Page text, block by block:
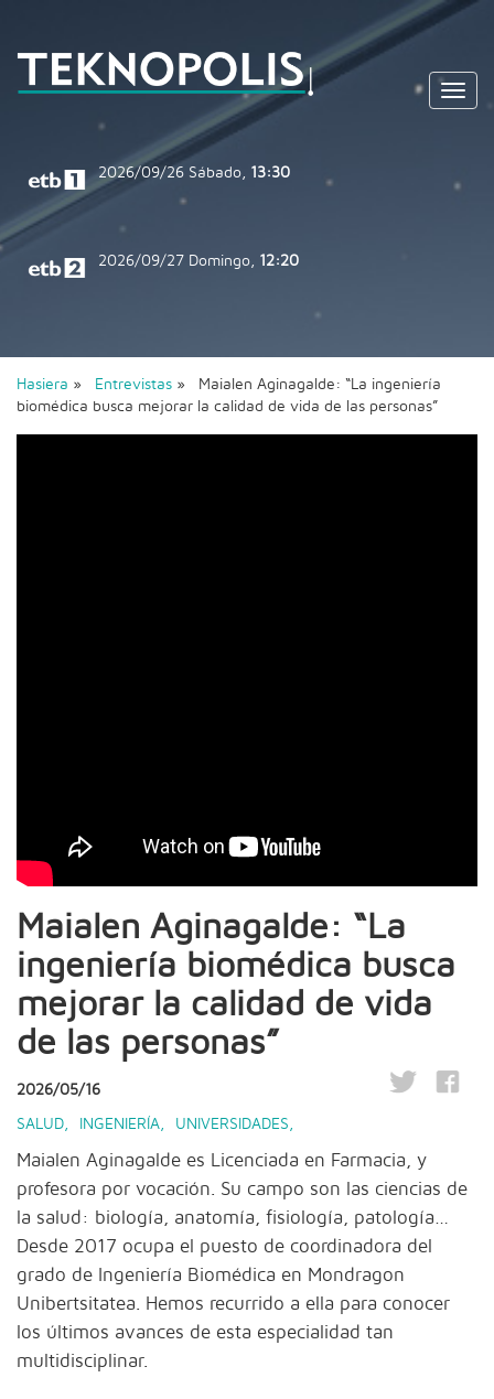
2026/09/26 Sábado, 13:30
2026/09/27 Domingo, 12:20
Hasiera » Entrevistas » Maialen Aginagalde: “La ingeniería
biomédica busca mejorar la calidad de vida de las personas”
Maialen Aginagalde: “La
ingeniería biomédica busca
mejorar la calidad de vida
de las personas”
2026/05/16
SALUD INGENIERÍA UNIVERSIDADES
Maialen Aginagalde es Licenciada en Farmacia, y
profesora por vocación. Su campo son las ciencias de
la salud: biología, anatomía, fisiología, patología…
Desde 2017 ocupa el puesto de coordinadora del
grado de Ingeniería Biomédica en Mondragon
Unibertsitatea. Hemos recurrido a ella para conocer
los últimos avances de esta especialidad tan
multidisciplinar.